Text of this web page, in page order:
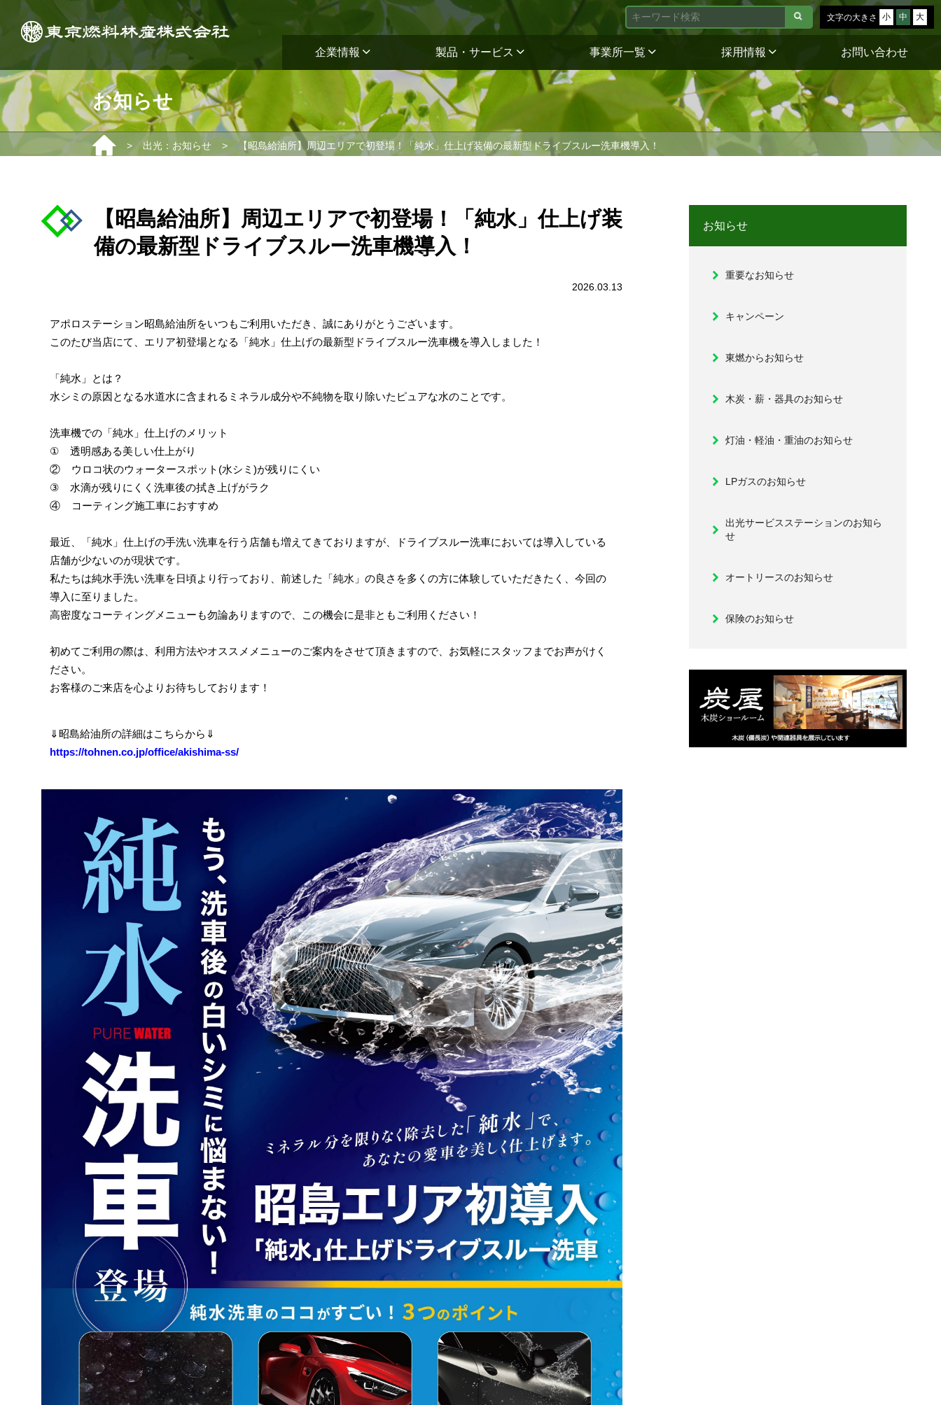
文字の大きさ 小 中 大
企業情報 製品・サービス 事業所一覧 採用情報 お問い合わせ
お知らせ
> 出光：お知らせ > 【昭島給油所】周辺エリアで初登場！「純水」仕上げ装備の最新型ドライブスルー洗車機導入！
【昭島給油所】周辺エリアで初登場！「純水」仕上げ装
備の最新型ドライブスルー洗車機導入！
2026.03.13
アポロステーション昭島給油所をいつもご利用いただき、誠にありがとうございます。
このたび当店にて、エリア初登場となる「純水」仕上げの最新型ドライブスルー洗車機を導入しました！
「純水」とは？
水シミの原因となる水道水に含まれるミネラル成分や不純物を取り除いたピュアな水のことです。
洗車機での「純水」仕上げのメリット
① 透明感ある美しい仕上がり
② ウロコ状のウォータースポット(水シミ)が残りにくい
③ 水滴が残りにくく洗車後の拭き上げがラク
④ コーティング施工車におすすめ
最近、「純水」仕上げの手洗い洗車を行う店舗も増えてきておりますが、ドライブスルー洗車においては導入している
店舗が少ないのが現状です。
私たちは純水手洗い洗車を日頃より行っており、前述した「純水」の良さを多くの方に体験していただきたく、今回の
導入に至りました。
高密度なコーティングメニューも勿論ありますので、この機会に是非ともご利用ください！
初めてご利用の際は、利用方法やオススメメニューのご案内をさせて頂きますので、お気軽にスタッフまでお声がけく
ださい。
お客様のご来店を心よりお待ちしております！
⇓昭島給油所の詳細はこちらから⇓
https://tohnen.co.jp/office/akishima-ss/
お知らせ
重要なお知らせ
キャンペーン
東燃からお知らせ
木炭・薪・器具のお知らせ
灯油・軽油・重油のお知らせ
LPガスのお知らせ
出光サービスステーションのお知ら
せ
オートリースのお知らせ
保険のお知らせ